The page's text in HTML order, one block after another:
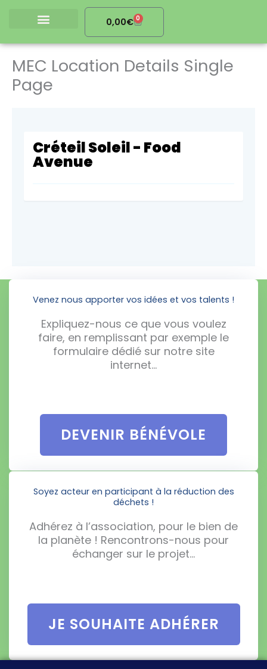
0,00€ 0
Cart
MEC Location Details Single
Page
Créteil Soleil - Food
Avenue
Venez nous apporter vos idées et vos talents !
Expliquez-nous ce que vous voulez
faire, en remplissant par exemple le
formulaire dédié sur notre site
internet…
DEVENIR BÉNÉVOLE
Soyez acteur en participant à la réduction des
déchets !
Adhérez à l’association, pour le bien de
la planète ! Rencontrons-nous pour
échanger sur le projet…
JE SOUHAITE ADHÉRER